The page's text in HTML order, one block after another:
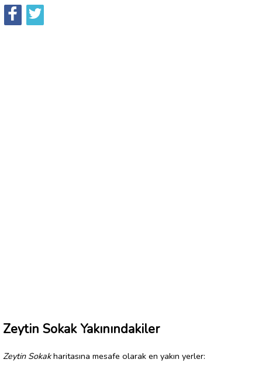
Zeytin Sokak Yakınındakiler
Zeytin Sokakharitasına mesafe olarak en yakın yerler: